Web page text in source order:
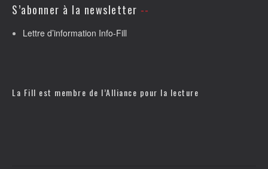
S’abonner à la newsletter
Lettre d’information Info-Fill
La Fill est membre de l’Alliance pour la lecture